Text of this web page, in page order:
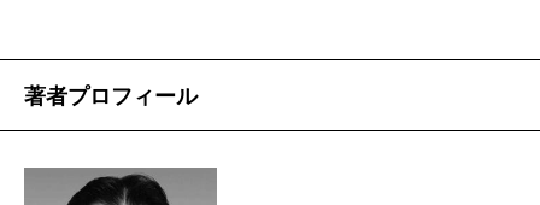
家で薬科大学出身の著者が、感染症研究の最前線や過
日常での具体的な予防法を明確に提示してくれていま
著者プロフィール